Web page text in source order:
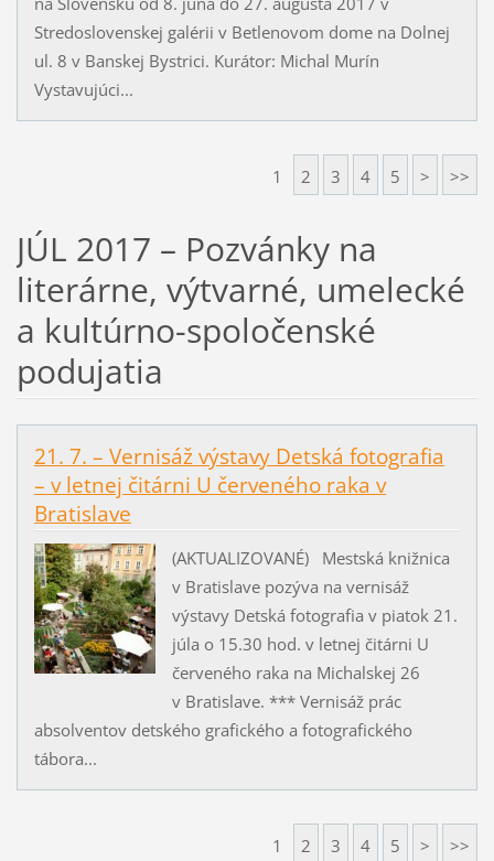
Stredoslovenskej galérii v Betlenovom dome na Dolnej
ul. 8 v Banskej Bystrici. Kurátor: Michal Murín
Vystavujúci...
1 2 3 4 5 > >>
JÚL 2017 – Pozvánky na
literárne, výtvarné, umelecké
a kultúrno-spoločenské
podujatia
21. 7. – Vernisáž výstavy Detská fotografia
– v letnej čitárni U červeného raka v
Bratislave
(AKTUALIZOVANÉ) Mestská knižnica
v Bratislave pozýva na vernisáž
výstavy Detská fotografia v piatok 21.
júla o 15.30 hod. v letnej čitárni U
červeného raka na Michalskej 26
v Bratislave. *** Vernisáž prác
absolventov detského grafického a fotografického
tábora...
1 2 3 4 5 > >>